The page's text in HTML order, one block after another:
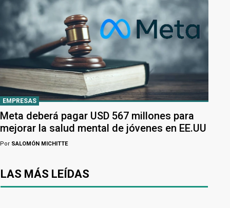
EMPRESAS
Meta deberá pagar USD 567 millones para
mejorar la salud mental de jóvenes en EE.UU
Por SALOMÓN MICHITTE
LAS MÁS LEÍDAS